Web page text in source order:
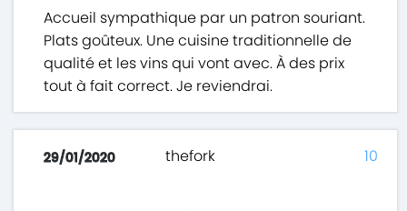
Accueil sympathique par un patron souriant.
Plats goûteux. Une cuisine traditionnelle de
qualité et les vins qui vont avec. À des prix
tout à fait correct. Je reviendrai.
29/01/2020 thefork 10